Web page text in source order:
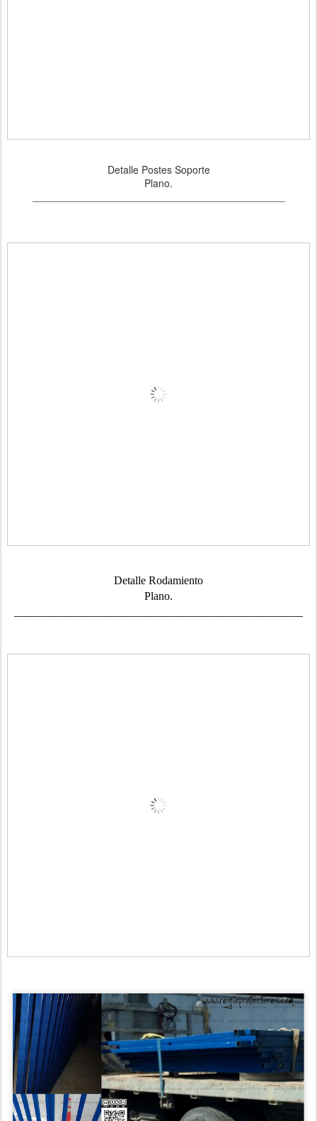
Detalle Postes Soporte
Plano.
Detalle Rodamiento
Plano.